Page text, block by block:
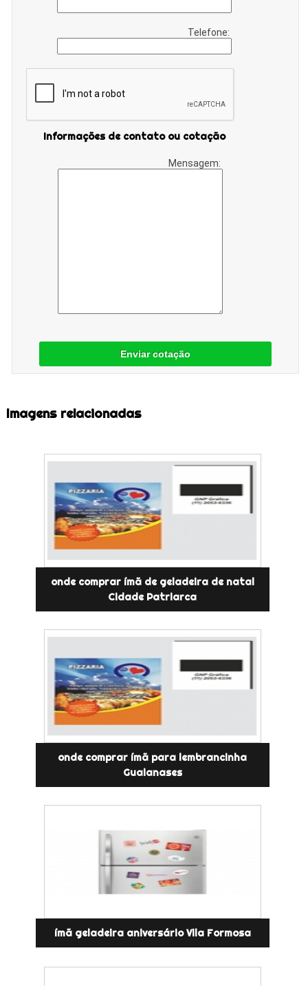
Telefone:
Informações de contato ou cotação
Mensagem:
Enviar cotação
Imagens relacionadas
onde comprar ímã de geladeira de natal
Cidade Patriarca
onde comprar ímã para lembrancinha
Guaianases
ímã geladeira aniversário Vila Formosa